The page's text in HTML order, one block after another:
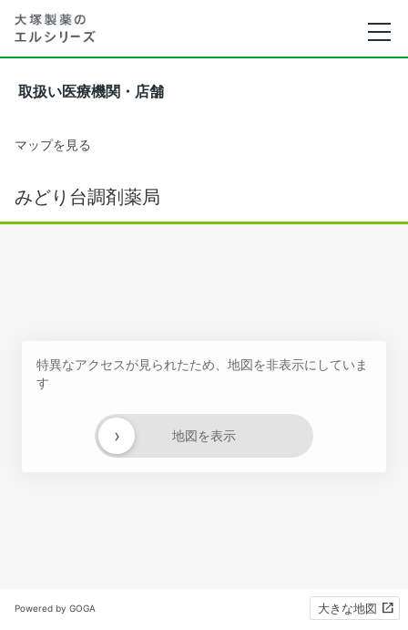
取扱い医療機関・店舗
マップを見る
みどり台調剤薬局
特異なアクセスが見られたため、地図を非表示にしていま
す
地図を表示
›
Powered by GOGA 大きな地図